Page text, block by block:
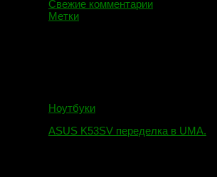
Свежие комментарии
Метки
Ноутбуки
ASUS K53SV переделка в UMA.